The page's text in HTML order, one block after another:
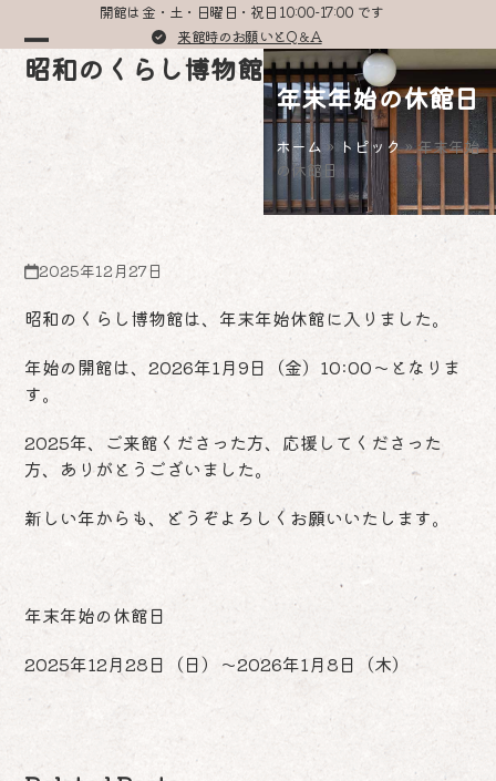
content
開館は 金・土・日曜日・祝日 10:00-17:00 です
来館時のお願いとQ＆A
昭和のくらし博物館
Open
menu
Close
menu
年末年始の休館日
ホーム» トピック»年末年始
の休館日
2025年12月27日
昭和のくらし博物館は、年末年始休館に入りました。
年始の開館は、2026年1月9日（金）10:00～となりま
す。
2025年、ご来館くださった方、応援してくださった
方、ありがとうございました。
新しい年からも、どうぞよろしくお願いいたします。
年末年始の休館日
2025年12月28日（日）～2026年1月8日（木）